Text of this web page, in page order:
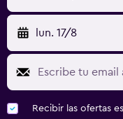
lun. 17/8
Recibir las ofertas